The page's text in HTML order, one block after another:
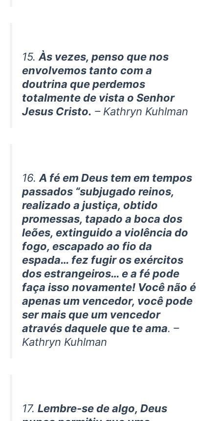
15. Às vezes, penso que nos
envolvemos tanto com a
doutrina que perdemos
totalmente de vista o Senhor
Jesus Cristo. – Kathryn Kuhlman
16. A fé em Deus tem em tempos
passados ​​“subjugado reinos,
realizado a justiça, obtido
promessas, tapado a boca dos
leões, extinguido a violência do
fogo, escapado ao fio da
espada… fez fugir os exércitos
dos estrangeiros… e a fé pode
faça isso novamente! Você não é
apenas um vencedor, você pode
ser mais que um vencedor
através daquele que te ama. –
Kathryn Kuhlman
17. Lembre-se de algo, Deus